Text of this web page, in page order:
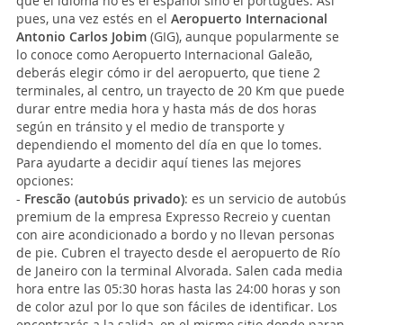
pues, una vez estés en el Aeropuerto Internacional
Antonio Carlos Jobim (GIG), aunque popularmente se
lo conoce como Aeropuerto Internacional Galeão,
deberás elegir cómo ir del aeropuerto, que tiene 2
terminales, al centro, un trayecto de 20 Km que puede
durar entre media hora y hasta más de dos horas
según en tránsito y el medio de transporte y
dependiendo el momento del día en que lo tomes.
Para ayudarte a decidir aquí tienes las mejores
opciones:
- Frescão (autobús privado): es un servicio de autobús
premium de la empresa Expresso Recreio y cuentan
con aire acondicionado a bordo y no llevan personas
de pie. Cubren el trayecto desde el aeropuerto de Río
de Janeiro con la terminal Alvorada. Salen cada media
hora entre las 05:30 horas hasta las 24:00 horas y son
de color azul por lo que son fáciles de identificar. Los